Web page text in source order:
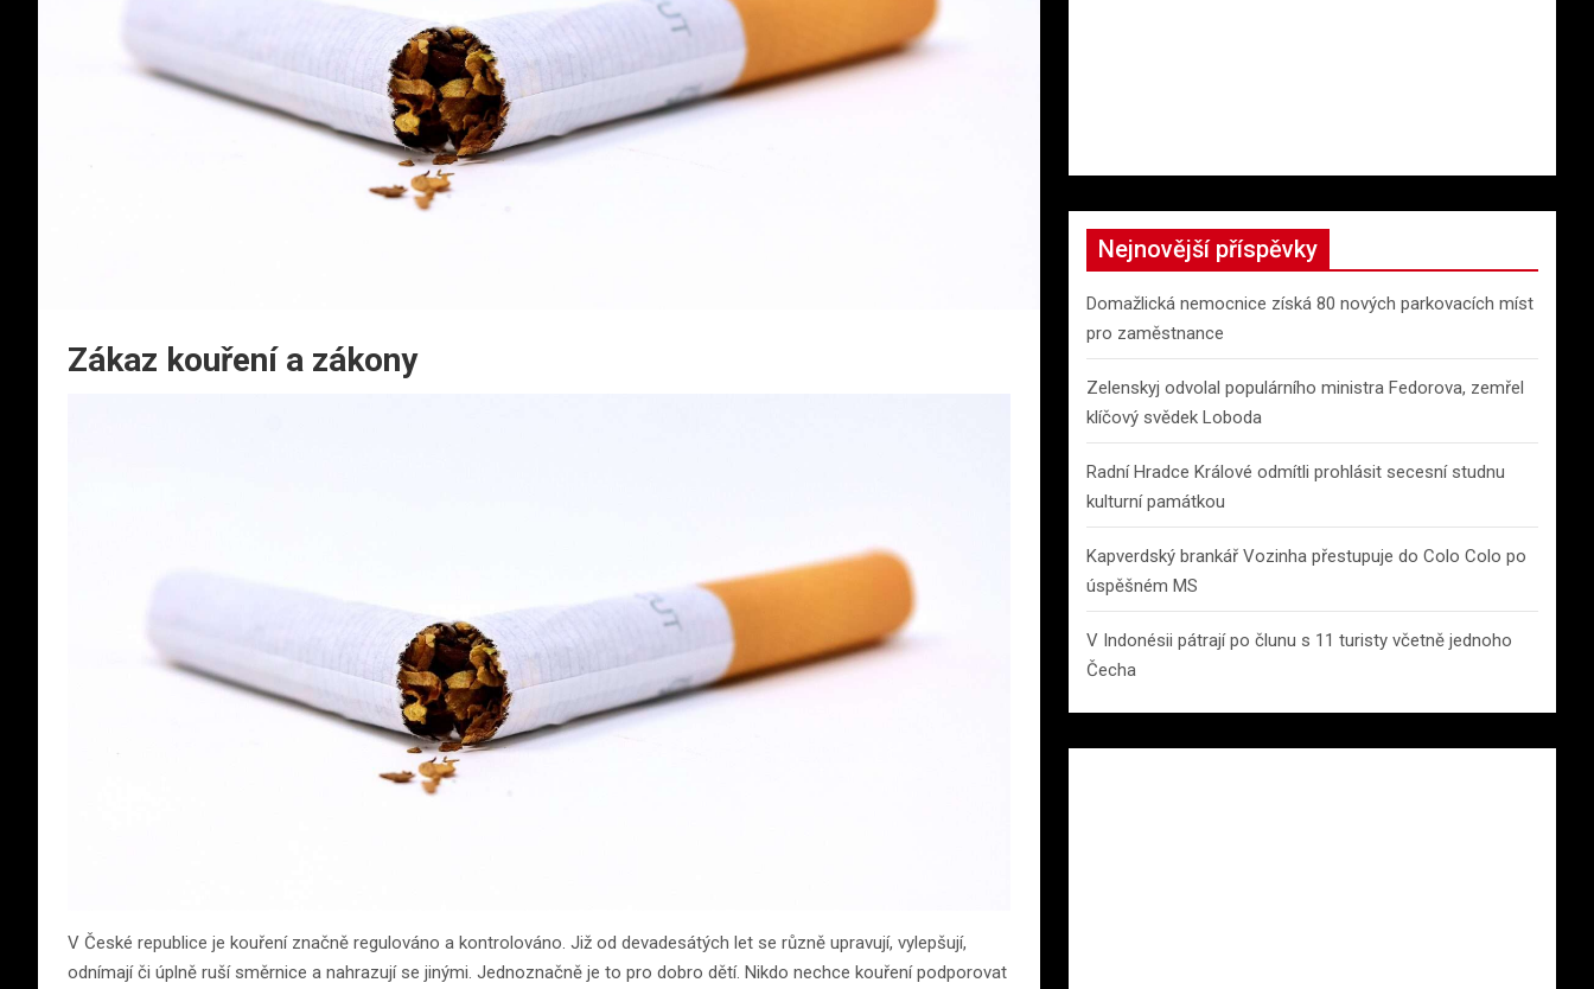
Zákaz kouření a zákony
V České republice je kouření značně regulováno a kontrolováno. Již od devadesátých let se různě upravují, vylepšují,
odnímají či úplně ruší směrnice a nahrazují se jinými. Jednoznačně je to pro dobro dětí. Nikdo nechce kouření podporovat
Nejnovější příspěvky
Domažlická nemocnice získá 80 nových parkovacích míst
pro zaměstnance
Zelenskyj odvolal populárního ministra Fedorova, zemřel
klíčový svědek Loboda
Radní Hradce Králové odmítli prohlásit secesní studnu
kulturní památkou
Kapverdský brankář Vozinha přestupuje do Colo Colo po
úspěšném MS
V Indonésii pátrají po člunu s 11 turisty včetně jednoho
Čecha